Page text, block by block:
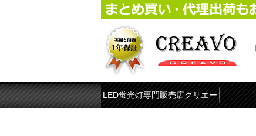
LED蛍光灯専門販売店クリエー